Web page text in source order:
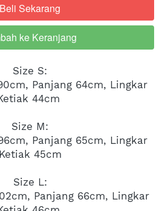
`Beli Sekarang
ke Keranjang
Size S:
Panjang 64cm, Lingkar
44cm
Size M:
Panjang 65cm, Lingkar
Ketiak 45cm
Size L:
Panjang 66cm, Lingkar